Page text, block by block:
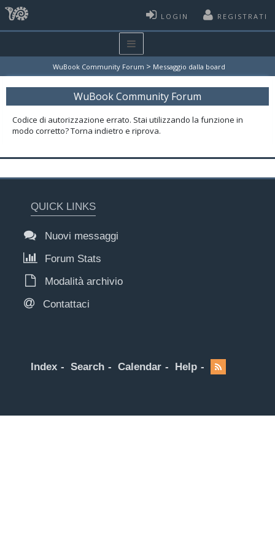
LOGIN REGISTRATI
WuBook Community Forum > Messaggio dalla board
WuBook Community Forum
Codice di autorizzazione errato. Stai utilizzando la funzione in
modo corretto? Torna indietro e riprova.
QUICK LINKS
Nuovi messaggi
Forum Stats
Modalità archivio
Contattaci
Index Search Calendar Help